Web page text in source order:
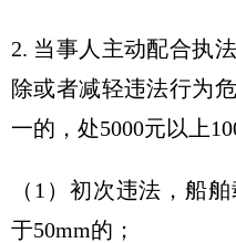
2. 当事人主动配合执
除或者减轻违法行为
一的，处5000元以上
（1）初次违法，船
于50mm的；